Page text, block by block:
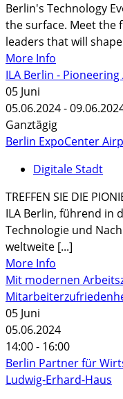
Berlin's Technology
the surface. Meet the
leaders that will
More Info
ILA Berlin -
05 Juni
05.06.2024 -
Ganztägig
Berlin ExpoCenter
Digitale Stadt
TREFFEN SIE DIE
ILA Berlin, führend in
Technologie und
weltweite [...]
More Info
Mit modernen
05 Juni
05.06.2024
14:00 - 16:00
Berlin Partner für
Ludwig-Erhard-Haus